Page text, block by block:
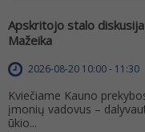
Apskritojo stalo
Mažeika
2026-08-20 10:00 - 11:30
Kviečiame Kauno
įmonių vadovus –
ūkio...